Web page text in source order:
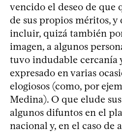
vencido el deseo de que
de sus propios méritos,
incluir, quizá también
imagen, a algunos
tuvo indudable cercanía
expresado en varias
elogiosos (como, por
Medina). O que elude
algunos difuntos en el
nacional y, en el caso de